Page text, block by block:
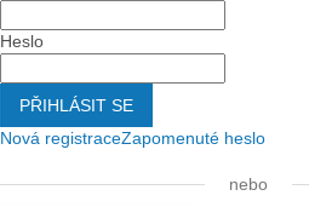
Heslo
PŘIHLÁSIT SE
Nová registraceZapomenuté heslo
nebo